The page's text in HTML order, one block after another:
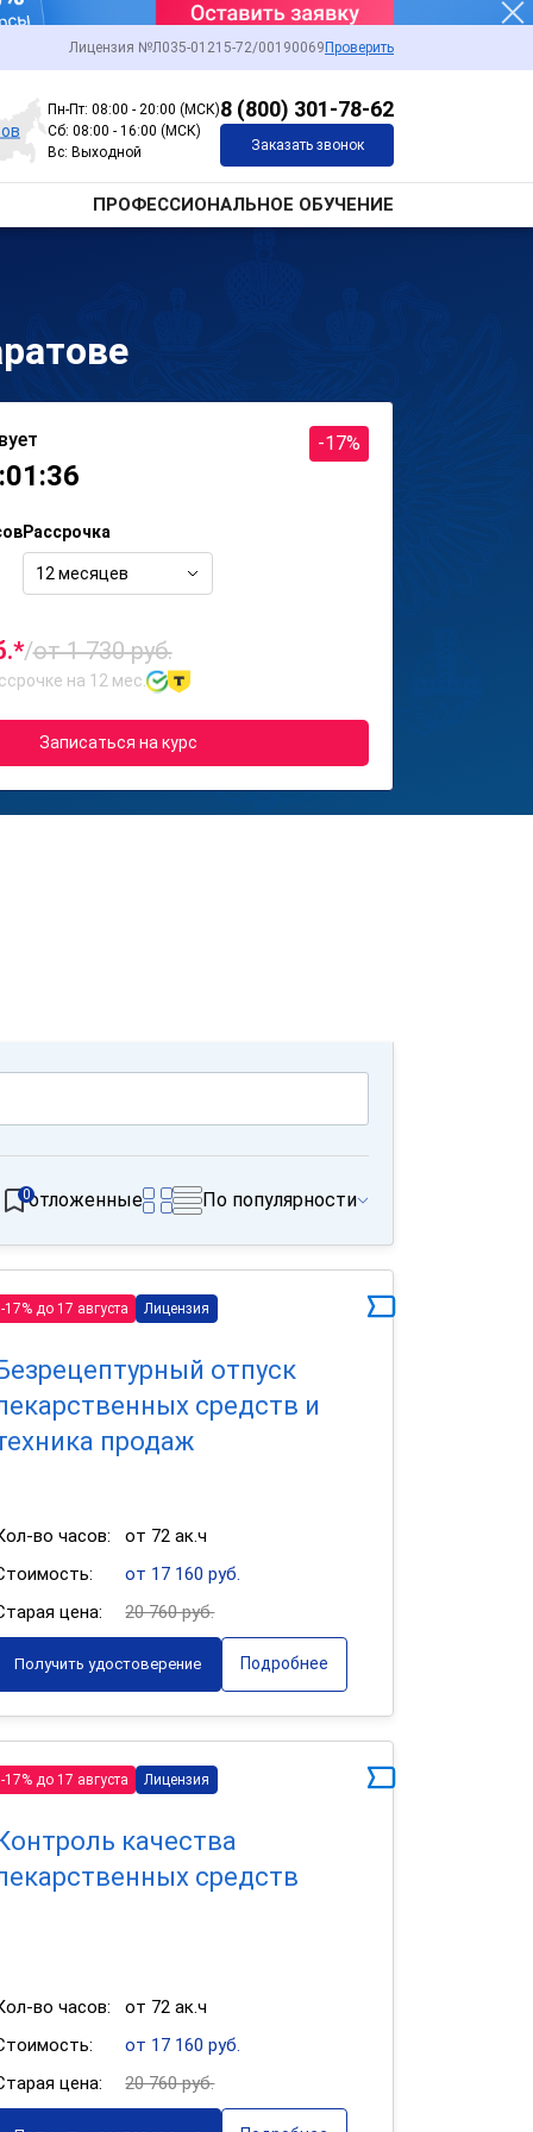
Лицензия №Л035-01215-72/00190069 Проверить
Пн-Пт: 08:00 - 20:00 (МСК)
Сб: 08:00 - 16:00 (МСК)
Вс: Выходной
8 (800) 301-78-62
Заказать звонок
ПРОФЕССИОНАЛЬНОЕ ОБУЧЕНИЕ
-17%
Рассрочка
12 месяцев
/от 1 730 руб.
на 12 мес.
Записаться на курс
отложенные
0 По популярности
-17% до 17 августа Лицензия
отпуск
средств и
продаж
во часов:
от 72 ак.ч
от 17 160 руб.
цена:
20 760 руб.
Получить удостоверение Подробнее
-17% до 17 августа Лицензия
качества
средств
во часов:
от 72 ак.ч
от 17 160 руб.
цена:
20 760 руб.